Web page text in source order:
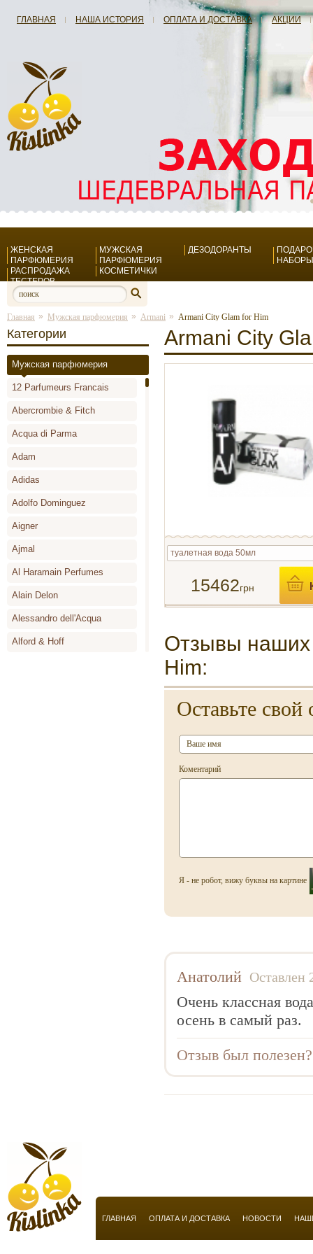
ГЛАВНАЯ НАША ИСТОРИЯ ОПЛАТА И ДОСТАВКА АКЦИИ
ЖЕНСКАЯ
ПАРФЮМЕРИЯ
МУЖСКАЯ
ПАРФЮМЕРИЯ
ДЕЗОДОРАНТЫ
НАБОРЫ
РАСПРОДАЖА
ТЕСТЕРОВ
КОСМЕТИЧКИ
Главная » Мужская парфюмерия » Armani » Armani City Glam for Him
Категории
Мужская парфюмерия
12 Parfumeurs Francais
Abercrombie & Fitch
Acqua di Parma
Adam
Adidas
Adolfo Dominguez
Aigner
Ajmal
Al Haramain Perfumes
Alain Delon
Alessandro dell'Acqua
Alford & Hoff
Baldessarini
Baldinini
Balmain
Balossa
Armani City
туалетная вода 50мл
15462грн
Отзывы наших
Him:
Оставьте свой
Коментарий
Я - не робот, вижу буквы на картине
Анатолий Оставлен
Очень классная
осень в самый раз.
Отзыв был
ГЛАВНАЯ ОПЛАТА И ДОСТАВКА НОВОСТИ